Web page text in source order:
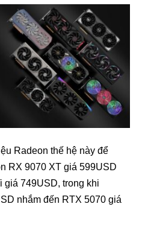
Radeon thế hệ này để
RX 9070 XT giá 599USD
giá 749USD, trong khi
nhắm đến RTX 5070 giá